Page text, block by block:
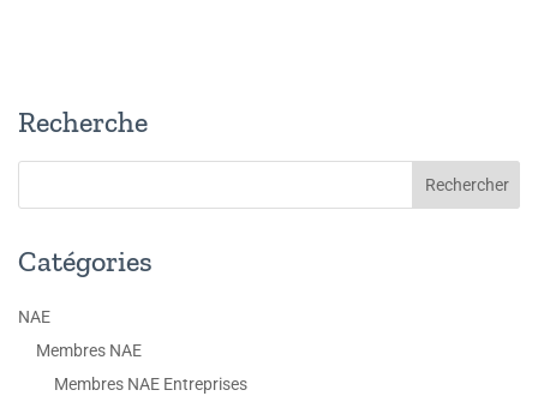
Recherche
Catégories
NAE
Membres NAE
Membres NAE Entreprises